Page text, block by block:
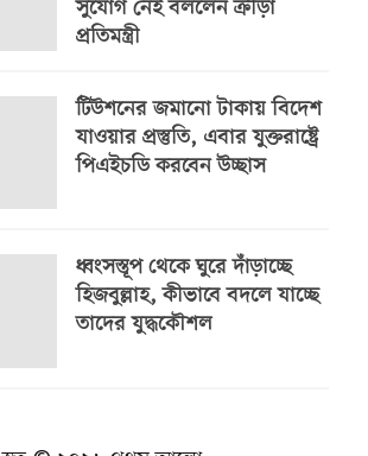
সুযোগ নেই বললেন ক্রীড়া
প্রতিমন্ত্রী
টিউশনের জমানো টাকায় বিদেশ
যাওয়ার প্রস্তুতি, এবার যুক্তরাষ্ট্রে
পিএইচডি করবেন উচ্ছাস
ধ্বংসস্তূপ থেকে ঘুরে দাঁড়াচ্ছে
হিজবুল্লাহ, কীভাবে বদলে যাচ্ছে
তাদের যুদ্ধকৌশল